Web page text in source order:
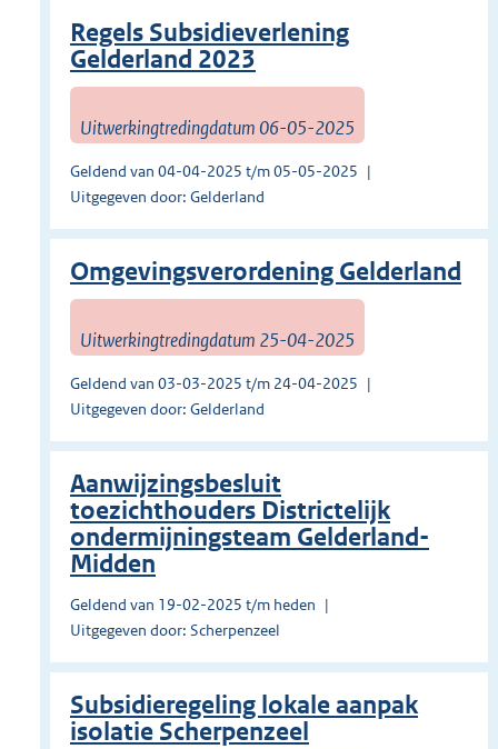
Regels Subsidieverlening
Gelderland 2023
Uitwerkingtredingdatum 06-05-2025
Geldend van 04-04-2025 t/m 05-05-2025
Uitgegeven door: Gelderland
Omgevingsverordening Gelderland
Uitwerkingtredingdatum 25-04-2025
Geldend van 03-03-2025 t/m 24-04-2025
Uitgegeven door: Gelderland
Aanwijzingsbesluit
toezichthouders Districtelijk
ondermijningsteam Gelderland-
Midden
Geldend van 19-02-2025 t/m heden
Uitgegeven door: Scherpenzeel
Subsidieregeling lokale aanpak
isolatie Scherpenzeel